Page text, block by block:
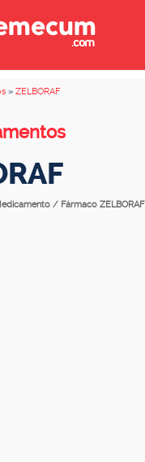
» ZELBORAF
/ Fármaco ZELBORAF